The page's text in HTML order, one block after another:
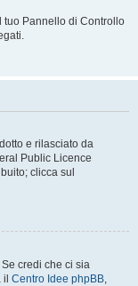
tuo Pannello di Controllo
e rilasciato da
Public Licence
clicca sul
credi che ci sia
Centro Idee phpBB,